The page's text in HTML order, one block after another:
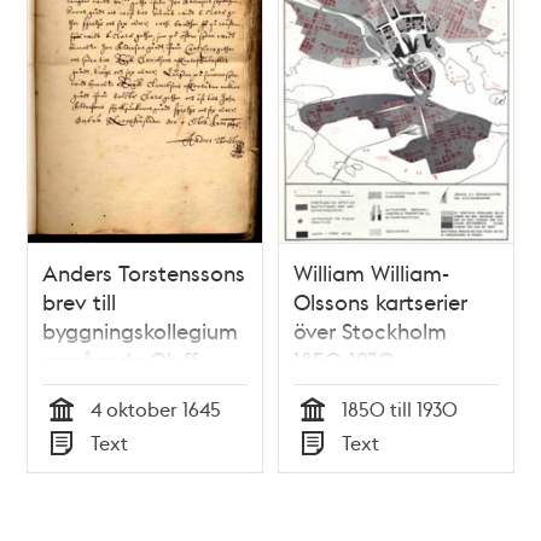
Hamnarne samt
Eldning om bord....
Författningarne
angående oloflig
Brännewins
tilwerkning. Gifwen
Anders Torstenssons
brev till
byggningskollegium
angående Oluff
Jönsons gård på
Norrmalm
Tid
4 oktober 1645
Typ
Text
William William-
Olssons kartserier
över Stockholm
1850-1930
Tid
1850 till 1930
Typ
Text